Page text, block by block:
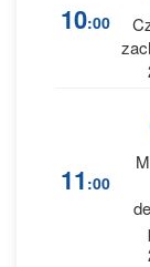
10:00
11 :00